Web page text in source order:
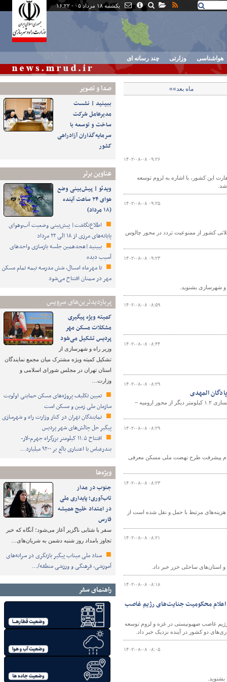
یکشنبه ۱۸ مرداد ۰۵ - ۱۶:۲۲
هواشناسی وزارتی چند رسانه ای
صدا و تصوير
ببینید | نشست
مدیرعامل شرکت
ساخت و توسعه با
سرمایه‌گذاران آزادراهی
کشور
عناوین برتر
ویدئو | پیش‌بینی وضع
هوای ۲۴ ساعت آینده
(۱۸ مرداد)
اطلاع‌نگاشت| پیش‌بینی وضعیت آب‌وهوای
پایانه‌های مرزی از ۱۸ الی ۲۲ مرداد
ببینید|هجدهمین جلسه بازسازی واحدهای
آسیب دیده
تا مهرماه امسال، شش مدرسه نیمه تمام مسکن
مهر در سمنان افتتاح می‌شود
پربازدیدترین‌های سرویس
کمیته ویژه پیگیری
مشکلات مسکن مهر
پردیس تشکیل می‌شود
وزیر راه و شهرسازی از
تشکیل کمیته ویژه مشترک میان مجمع نمایندگان
استان تهران در مجلس شورای اسلامی و
وزارت…
تعیین تکلیف پروژه‌های مسکن حمایتی اولویت
سازمان ملی زمین و مسکن است
نمایندگان تهران در کنار وزارت راه و شهرسازی
پیگیر حل چالش‌های شهر پردیس
افتتاح ۱۱.۵ کیلومتر بزرگراه جهرم-لار-
بندرعباس با اعتباری بالغ بر ۹۲۰۰ میلیارد…
ویژه‌ها
جنوب در مدار
تاب‌آوری؛ پایداری ملی
در امتداد خلیج همیشه
فارس
سفر با شتابی ناگزیر آغاز می‌شود؛ آنگاه که خبر
تجاوز بامداد روز شنبه دشمن به شریان‌های…
ستاد ملی میناب پیگیر بازنگری در سرانه‌های
آموزشی، فرهنگی و ورزشی منطقه/…
راهنمای سفر
ماه بعد»»
۱۴۰۲-۰۸-۰۸ ۰۹:۲۶
این کشور، با اشاره به لزوم توسعه
۱۴۰۲-۰۸-۰۸ ۰۹:۲۵
کشور از ممنوعیت تردد در محور چالوس
۱۴۰۲-۰۸-۰۸ ۰۹:۲۳
و شهرسازی بشنوید.
۱۴۰۲-۰۸-۰۸ ۰۸:۵۹
۱۴۰۲-۰۸-۰۸ ۰۸:۴۴
۱۴۰۲-۰۸-۰۸ ۰۸:۲۹
المهدی
معاون فنی و مهندسی اداره کل راه و شهرسازی آذربایجان‌غربی گفت: عملیات تعریض و بهسازی ۱.۲ کیلومتر دیگر از محور ارومیه –
۱۴۰۲-۰۸-۰۸ ۰۸:۲۹
عدم پیشرفت طرح نهضت ملی مسکن معرفی
۱۴۰۲-۰۸-۰۸ ۰۸:۲۳
مرتبط با حمل و نقل شده است از
۱۴۰۲-۰۸-۰۸ ۰۸:۲۱
استان‌های ساحلی خزر خبر داد.
۱۴۰۲-۰۸-۰۸ ۰۸:۱۸
اعلام محکومیت جنایت‌های رژیم غاصب
غاصب صهیونیستی در غزه و لزوم توسعه
دو کشور در آینده نزدیک خبر داد.
۱۴۰۲-۰۸-۰۸ ۰۸:۰۵